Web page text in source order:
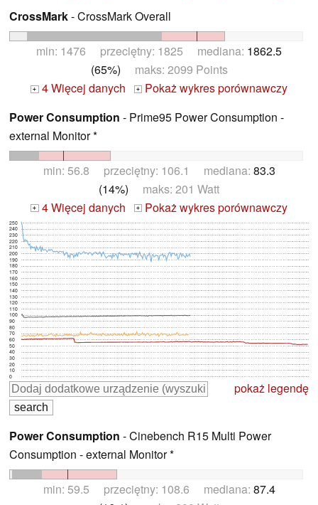
CrossMark- CrossMark Overall
min: 1476 przeciętny: 1825 mediana: 1862.5
(65%) maks: 2099 Points
+ 4 Więcej danych +
Pokaż wykres porównawczy
Power Consumption - Prime95 Power Consumption -
external Monitor *
min: 56.8 przeciętny: 106.1 mediana: 83.3
(14%) maks: 201 Watt
+ 4 Więcej danych + Pokaż wykres porównawczy
0
10
20
30
40
50
60
70
80
90
100
110
120
130
140
150
160
170
180
190
200
210
220
230
240
250
pokaż legendę
Power Consumption - Cinebench R15 Multi Power
Consumption - external Monitor *
min: 59.5 przeciętny: 108.6 mediana: 87.4